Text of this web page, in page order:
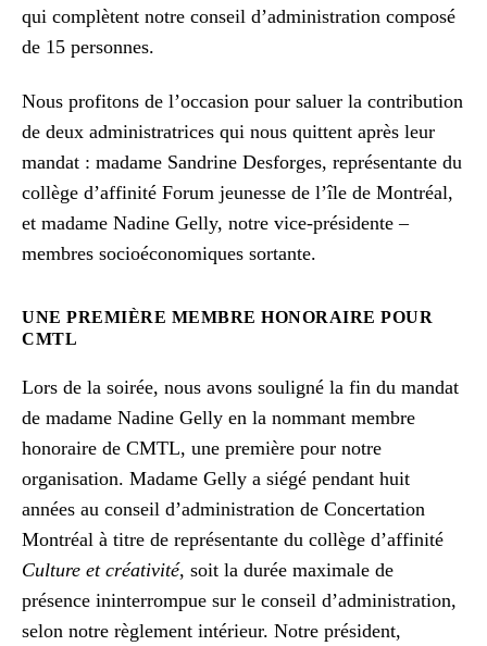
qui complètent notre conseil d’administration composé
de 15 personnes.
Nous profitons de l’occasion pour saluer la contribution
de deux administratrices qui nous quittent après leur
mandat : madame Sandrine Desforges, représentante du
collège d’affinité Forum jeunesse de l’île de Montréal,
et madame Nadine Gelly, notre vice-présidente –
membres socioéconomiques sortante.
UNE PREMIÈRE MEMBRE HONORAIRE POUR
CMTL
Lors de la soirée, nous avons souligné la fin du mandat
de madame Nadine Gelly en la nommant membre
honoraire de CMTL, une première pour notre
organisation. Madame Gelly a siégé pendant huit
années au conseil d’administration de Concertation
Montréal à titre de représentante du collège d’affinité
Culture et créativité, soit la durée maximale de
présence ininterrompue sur le conseil d’administration,
selon notre règlement intérieur. Notre président,